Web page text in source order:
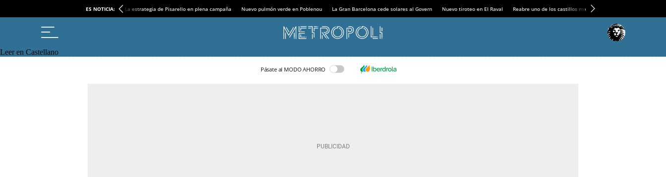
ES NOTICIA: La estrategia de Pisarello en plena campaña Nuevo pulmón verde en Poblenou La Gran Barcelona cede solares al Govern Nuevo tiroteo en El Raval Reabre uno de los castillos medievales más espectaculares
Leer en Castellano
Pásate al MODO AHORRO